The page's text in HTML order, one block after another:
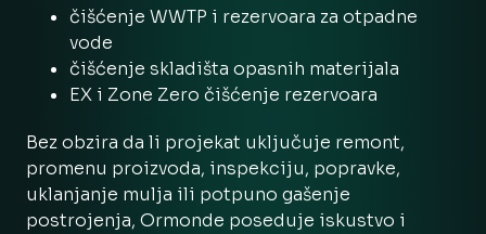
čišćenje WWTP i rezervoara za otpadne
vode
čišćenje skladišta opasnih materijala
EX i Zone Zero čišćenje rezervoara
Bez obzira da li projekat uključuje remont,
promenu proizvoda, inspekciju, popravke,
uklanjanje mulja ili potpuno gašenje
postrojenja, Ormonde poseduje iskustvo i